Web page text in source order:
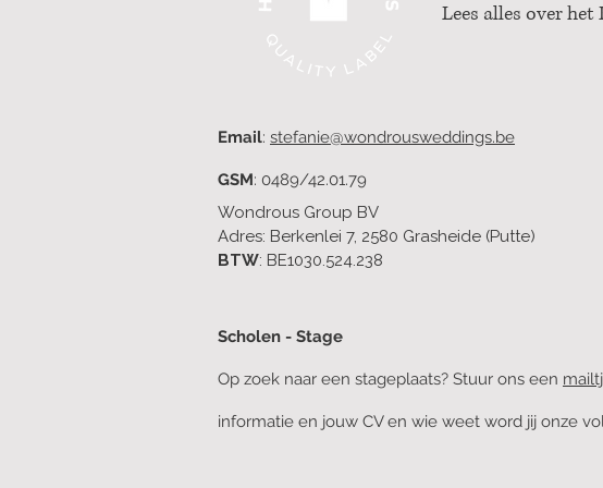
Lees alles over
Email: stefanie@wondrousweddings.be
GSM: 0489/42.01.79
Wondrous Group BV
Adres: Berkenlei 7, 2580 Grasheide (Putte)
BTW: BE1030.524.238
Scholen - Stage
Op zoek naar een stageplaats? Stuur ons een
informatie en jouw CV en wie weet word jij onze